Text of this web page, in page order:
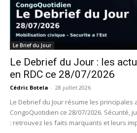
Le Brief du Jour
Le Debrief du Jour : les
en RDC ce 28/07/2026
Cédric Botela - 28 juillet 2026
Le Debrief du Jour résume les
CongoQuotidien ce 28/07/2026. Sécurité,
: retrouvez les faits marquants et leurs